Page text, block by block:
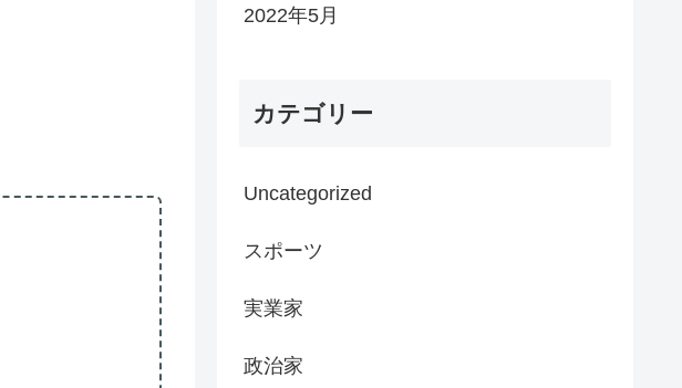
2022年5月
カテゴリー
Uncategorized
スポーツ
実業家
政治家